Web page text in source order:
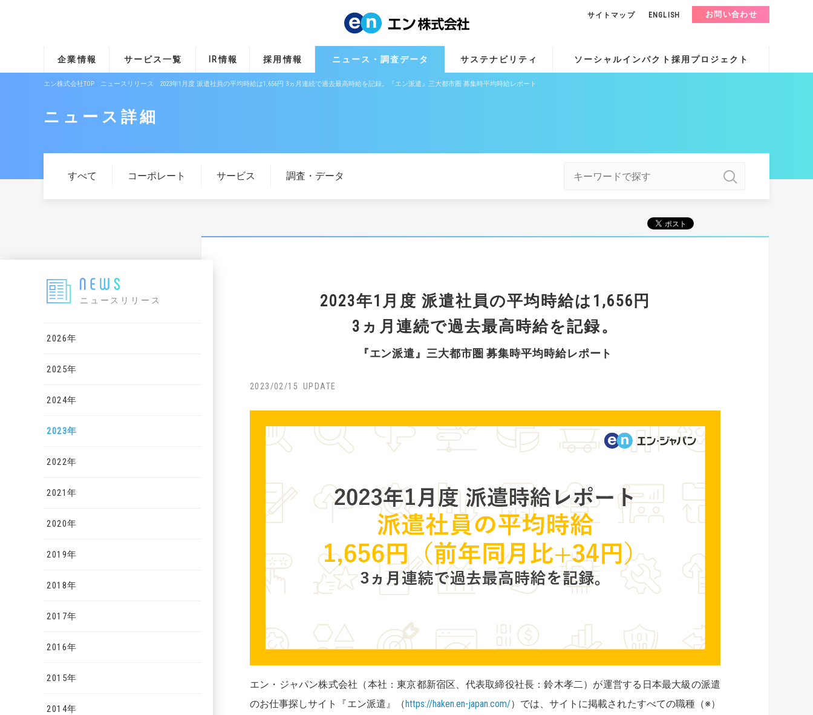
企業情報 サービス一覧 IR情報 採用情報 ニュース・調査データ サステナビリティ ソーシャルインパクト採用プロジェクト
サイトマップ ENGLISH お問い合わせ
エン株式会社TOP ニュースリリース 2023年1月度 派遣社員の平均時給は1,656円 3ヵ月連続で過去最高時給を記録。『エン派遣』三大都市圏 募集時平均時給レポート
ニュース詳細
すべて コーポレート サービス 調査・データ
ニュースリリース
2026年
2025年
2024年
2023年
2022年
2021年
2020年
2019年
2018年
2017年
2016年
2015年
2014年
2023年1月度 派遣社員の平均時給は1,656円
3ヵ月連続で過去最高時給を記録。
『エン派遣』三大都市圏 募集時平均時給レポート
2023/02/15
エン・ジャパン株式会社（本社：東京都新宿区、代表取締役社長：鈴木孝二）が運営する日本最大級の派遣
のお仕事探しサイト『エン派遣』（ https://haken.en-japan.com/）では、サイトに掲載されたすべての職種（※）